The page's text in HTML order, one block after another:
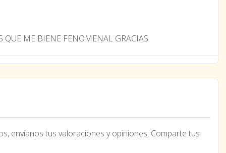
QUE ME BIENE FENOMENAL GRACIAS.
envíanos tus valoraciones y opiniones. Comparte tus